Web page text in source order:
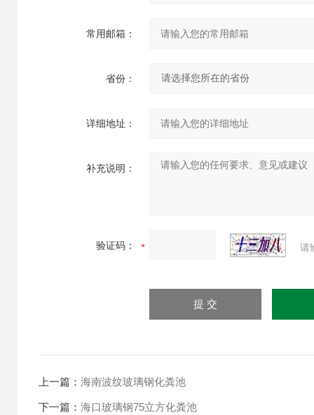
常用邮箱：
省份：
详细地址：
补充说明：
验证码： 请
上一篇： 海南波纹玻璃钢化粪池
下一篇： 海口玻璃钢75立方化粪池